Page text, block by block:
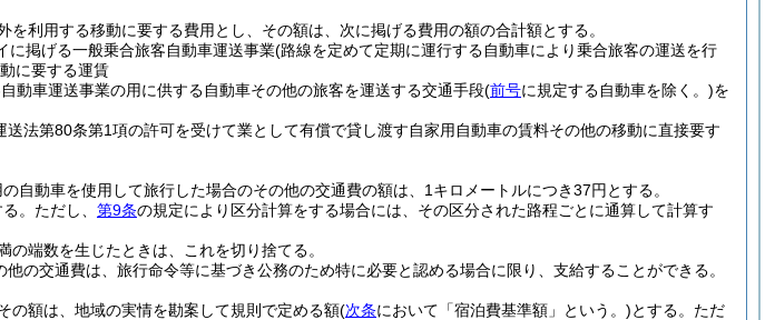
利用する移動に要する費用とし、その額は、次に掲げる費用の額の合計額とする。
に掲げる一般乗合旅客自動車運送事業(路線を定めて定期に運行する自動車により乗合旅客の運送を行
に要する運賃
動車運送事業の用に供する自動車その他の旅客を運送する交通手段(前号に規定する自動車を除く。)を
法第80条第1項の許可を受けて業として有償で貸し渡す自家用自動車の賃料その他の移動に直接要す
自動車を使用して旅行した場合のその他の交通費の額は、1キロメートルにつき37円とする。
。 ただし、 第9条の規定により区分計算をする場合には、その区分された路程ごとに通算して計算す
端数を生じたときは、これを切り捨てる。
他の交通費は、旅行命令等に基づき公務のため特に必要と認める場合に限り、支給することができる。
の額は、地域の実情を勘案して規則で定める額(次条において「宿泊費基準額」という。)とする。 ただ